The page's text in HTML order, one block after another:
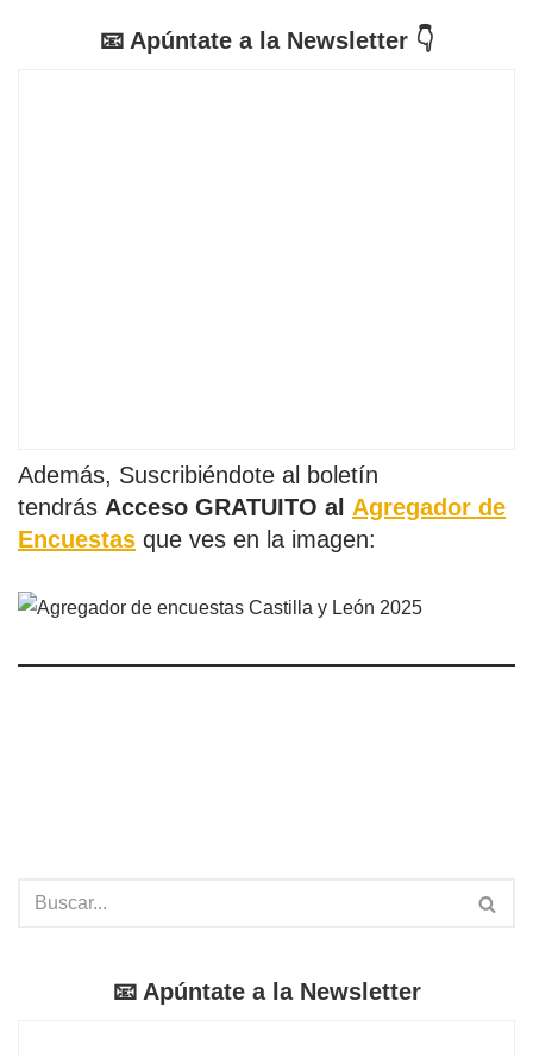
📧 Apúntate a la Newsletter 👇
Además, Suscribiéndote al boletín
tendrás Acceso GRATUITO al Agregador de
Encuestas que ves en la imagen:
📧 Apúntate a la Newsletter